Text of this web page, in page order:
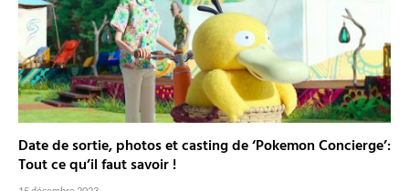
Date de sortie, photos et casting de ‘Pokemon Concierge’:
Tout ce qu’il faut savoir !